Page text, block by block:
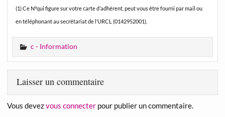
(1) Ce N°qui figure sur votre carte d’adhérent, peut vous être fourni par mail ou
en téléphonant au secrétariat de l’URCL (0142952001).
c - Information
Laisser un commentaire
Vous devezvous connecterpour publier un commentaire.